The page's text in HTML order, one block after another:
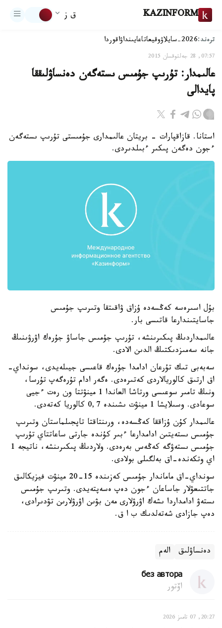
KAZINFORM ق ز
ترەند:2026-سايلاۋ وقيعاتاعايىنداۋاقوردا
07:57, 28 جەلتوقسان 2015
عالىمدار: تۇرىپ جۇمىس ىستەگەن دەنساۋلىققا
پايدالى
استانا. قازاقپارات - بريتان عالىمدارى جۇمىستى تۇرىپ ىستەگەن
ءجون دەگەن پىكىر ءبىلدىردى.
بۇل اسىرەسە كەڭسەدە ۇزاق ۋاقىتقا وتىرىپ جۇمىس
جاسايتىندارعا قاتىسى بار.
عالىمداردىڭ پىكىرىنشە، تۇرىپ جۇمىس جاساۋ جۇرەك اۋرۋىنىڭ
جانە سەمىزدىكتىڭ الدىن الادى.
سەبەبى تىك تۇرعان ادامدا جۇرەك قاعىسى جيىلەيدى، سونداي-
اق ارتىق كالوريالاردى كەتىرەدى. ەگەر ادام تۇرەگەپ تۇرسا،
ونىڭ تامىر سوعىسى ورتاشا العاندا 1 مينۋتتا ون رەت ءجيى
سوعادى. وسىلايشا 1 مينۋت ىشىندە 0,7 كالوريا كەتەدى.
عالىمدار كۇن ۇزاققا كەڭسەدە، ورىنتاقتا تاپجىلماستان وتىرىپ
جۇمىس ىستەيتىن ادامدارعا ءبىر كۇندە جارتى ساعاتتاي تۇرىپ
جۇمىس ىستەۋگە كەڭەس بەرەدى. ولاردىڭ پىكىرىنشە، ناتيجە 1
اي وتكەندە-اق بەلگىلى بولادى.
سونداي-اق ماماندار جۇمىس كەزىندە 15-20 مينۋت فيزيكالىق
جاتتىعۋلار جاساعان ءجون دەپ ەسەپتەيدى. وتىرىپ جۇمىس
ىستەۋ ادامداردا ىشەك اۋرۋلارى مەن بۋىن اۋرۋلارىن تۋدىرادى،
دەپ جازادى شەتەلدىك ب ا ق.
دەنساۋلىق الەم
без автора
اۆتور
20:27, 07 تامىز 2026